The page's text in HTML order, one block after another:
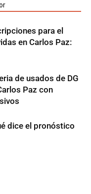
para el
en Carlos Paz:
de usados de DG
Paz con
dice el pronóstico